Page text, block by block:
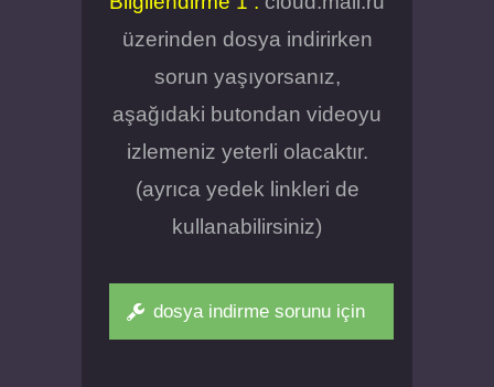
üzerinden dosya indirirken
sorun yaşıyorsanız,
aşağıdaki butondan videoyu
izlemeniz yeterli olacaktır.
(ayrıca yedek linkleri de
kullanabilirsiniz)
dosya indirme sorunu için